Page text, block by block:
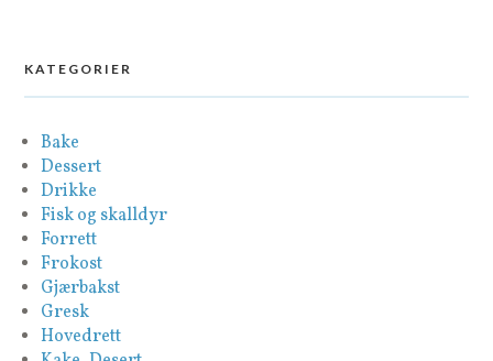
KATEGORIER
Bake
Dessert
Drikke
Fisk og skalldyr
Forrett
Frokost
Gjærbakst
Gresk
Hovedrett